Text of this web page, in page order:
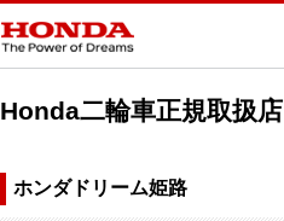
Honda二輪車正規取扱店
ホンダドリーム姫路